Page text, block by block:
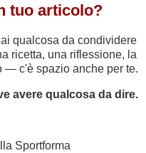
tuo articolo?
qualcosa da condividere
ricetta, una riflessione, la
— c'è spazio anche per te.
avere qualcosa da dire.
Sportforma